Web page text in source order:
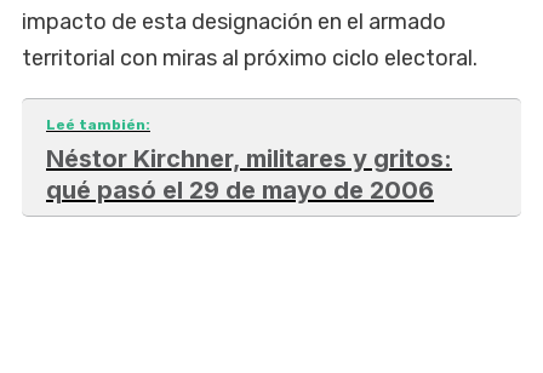
impacto de esta designación en el armado
territorial con miras al próximo ciclo electoral.
Leé también:
Néstor Kirchner, militares y gritos:
qué pasó el 29 de mayo de 2006